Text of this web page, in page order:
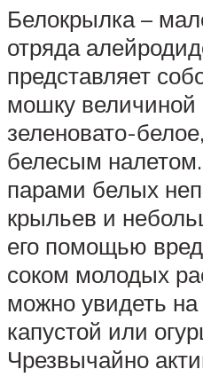
Белокрылка –
отряда
представляет
мошку
зеленовато-
белесым
парами белых
крыльев и
его помощью
соком молодых
можно увидеть на
капустой или
Чрезвычайно